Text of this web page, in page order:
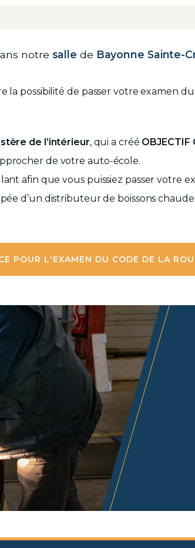
notre salle de Bayonne Sainte-
la possibilité de passer votre examen
de l’intérieur, qui a créé OBJECTIF
de votre auto-école.
afin que vous puissiez passer votre
d’un distributeur de boissons
POUR L'EXAMEN DU CODE DE LA